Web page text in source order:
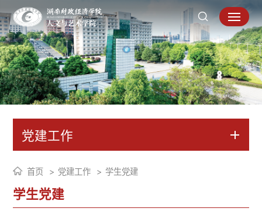
党建工作
学生党建
首页 党建工作 学生党建